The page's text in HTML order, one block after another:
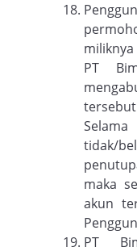
PT
tidak/
maka
akun
PT